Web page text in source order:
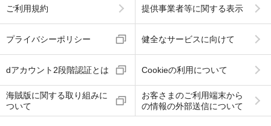
ご利用規約 提供事業者等に関する表示
プライバシーポリシー 健全なサービスに向けて
dアカウント2段階認証とは Cookieの利用について
海賊版に関する取り組みに
ついて
お客さまのご利用端末から
の情報の外部送信について